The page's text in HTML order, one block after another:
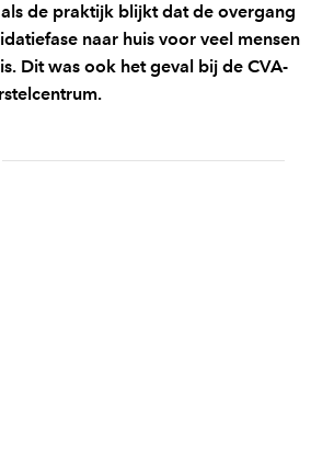
de praktijk blijkt dat de overgang
naar huis voor veel mensen
Dit was ook het geval bij de CVA-